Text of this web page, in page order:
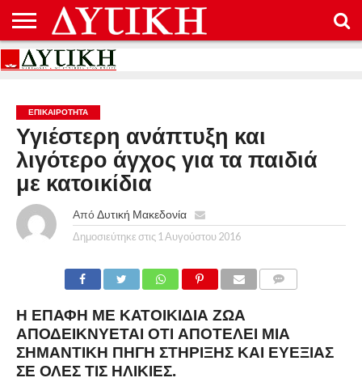
ΑΡΧΙΚΉ
ΕΠΙΚΟΙΝΩΝΊΑ
ΌΡΟΙ
ΠΡΟΣΤΑΣΊΑ
ΕΠΙΚΑΙΡΟΤΗΤΑ
Υγιέστερη ανάπτυξη και
λιγότερο άγχος για τα παιδιά
με κατοικίδια
Από Δυτική Μακεδονία
Δημοσιεύτηκε στις 1 Αυγούστου 2016
Η ΕΠΑΦΉ ΜΕ ΚΑΤΟΙΚΊΔΙΑ ΖΏΑ
ΑΠΟΔΕΙΚΝΎΕΤΑΙ ΌΤΙ ΑΠΟΤΕΛΕΊ ΜΙΑ
ΣΗΜΑΝΤΙΚΉ ΠΗΓΉ ΣΤΉΡΙΞΗΣ ΚΑΙ ΕΥΕΞΊΑΣ
ΣΕ ΌΛΕΣ ΤΙΣ ΗΛΙΚΊΕΣ.